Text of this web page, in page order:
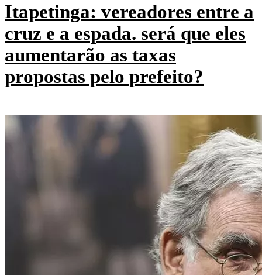
Itapetinga: vereadores entre a
cruz e a espada. será que eles
aumentarão as taxas
propostas pelo prefeito?